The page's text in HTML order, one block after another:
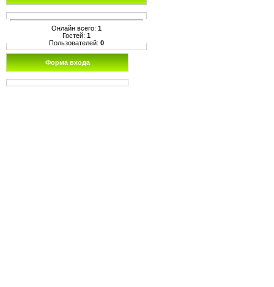
Онлайн всего: 1
Гостей: 1
Пользователей: 0
Форма входа